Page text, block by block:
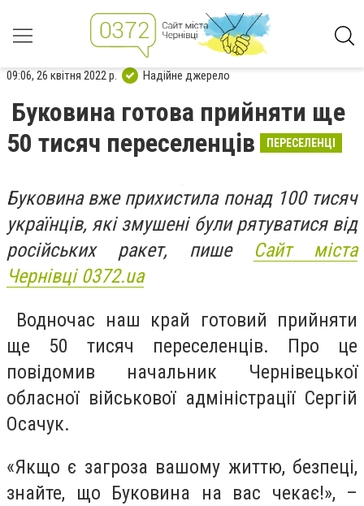
09:06, 26 квітня 2022 р. Надійне джерело
Буковина готова прийняти ще
50 тисяч переселенців
ПЕРЕСЕЛЕНЦІ
Буковина вже прихистила понад 100 тисяч
українців, які змушені були рятуватися від
російських ракет, пише Сайт міста
Чернівці 0372.ua
Водночас наш край готовий прийняти
ще 50 тисяч переселенців. Про це
повідомив начальник Чернівецької
обласної військової адміністрації Сергій
Осачук.
«Якщо є загроза вашому життю, безпеці,
знайте, що Буковина на вас чекає!», –